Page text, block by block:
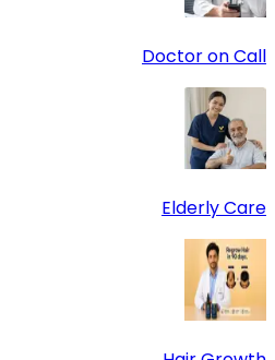
Doctor on Call
Elderly Care